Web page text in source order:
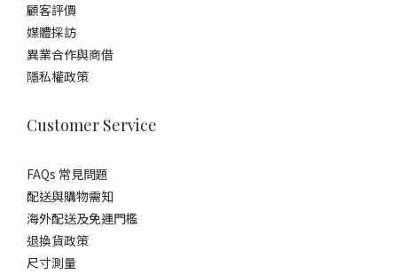
顧客評價
媒體採訪
異業合作與商借
隱私權政策
Customer Service
FAQs 常見問題
配送與購物需知
海外配送及免運門檻
退換貨政策
尺寸測量